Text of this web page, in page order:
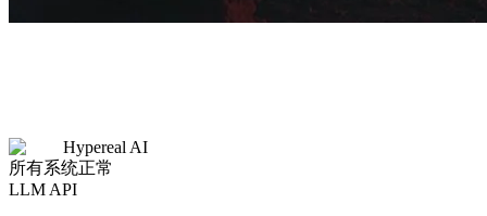
Hypereal AI
所有系统正常
LLM API